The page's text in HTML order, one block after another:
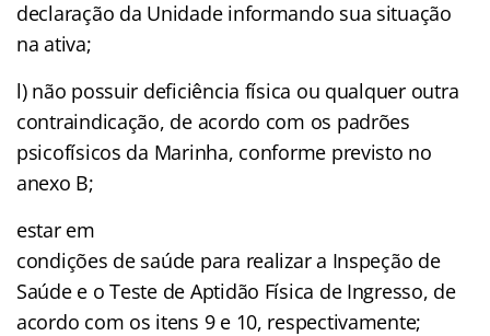
declaração da Unidade informando sua situação
na ativa;
l) não possuir deficiência física ou qualquer outra
contraindicação, de acordo com os padrões
psicofísicos da Marinha, conforme previsto no
anexo B;
estar em
condições de saúde para realizar a Inspeção de
Saúde e o Teste de Aptidão Física de Ingresso, de
acordo com os itens 9 e 10, respectivamente;